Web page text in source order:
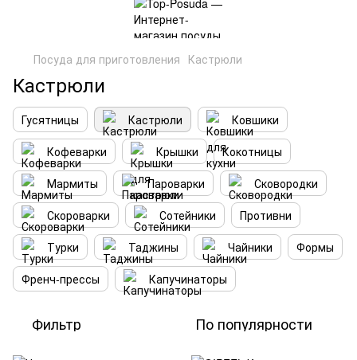
Посуда для приготовления Кастрюли
Кастрюли
Гусятницы Кастрюли
Ковшики
Кофеварки
Крышки
Кокотницы
Мармиты
Пароварки
Сковородки
Скороварки
Сотейники
Противни
Турки
Таджины Чайники
Формы
Френч-прессы
Капучинаторы
Фильтр По популярности